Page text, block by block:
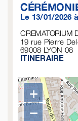
Le 13/01/2026
CREMATORIUM
19 rue Pierre
69008 LYON 08
ITINERAIRE
+
−